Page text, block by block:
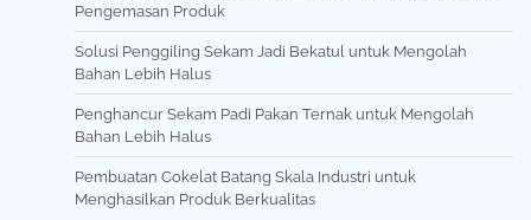
Pengemasan Produk
Solusi Penggiling Sekam Jadi Bekatul untuk Mengolah
Bahan Lebih Halus
Penghancur Sekam Padi Pakan Ternak untuk Mengolah
Bahan Lebih Halus
Pembuatan Cokelat Batang Skala Industri untuk
Menghasilkan Produk Berkualitas